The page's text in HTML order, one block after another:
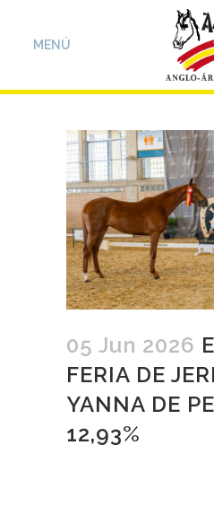
05 Jun 2026
FERIA DE
YANNA DE
12,93%